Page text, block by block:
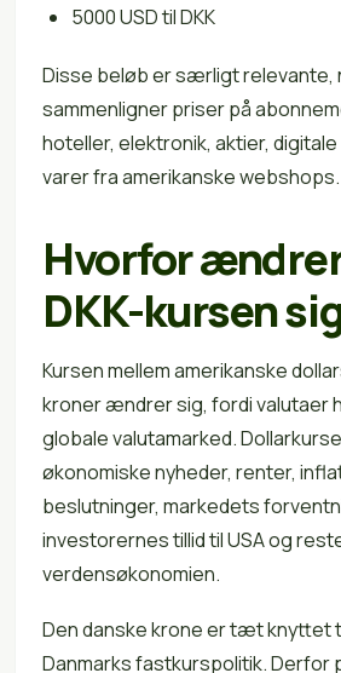
5000 USD til DKK
Disse beløb er særligt relevante,
sammenligner priser på
hoteller, elektronik, aktier,
varer fra amerikanske webshops.
Hvorfor
DKK-kursen
Kursen mellem amerikanske
kroner ændrer sig, fordi valutaer
globale valutamarked.
økonomiske nyheder, renter,
beslutninger, markedets
investorernes tillid til USA og
verdensøkonomien.
Den danske krone er tæt knyttet
Danmarks fastkurspolitik. Derfor